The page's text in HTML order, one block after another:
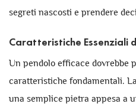
segreti nascosti e prendere
Caratteristiche Essenziali
Un pendolo efficace dovrebbe
caratteristiche fondamentali.
una semplice pietra appesa a